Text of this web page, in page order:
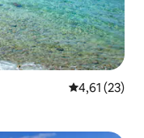
Średnia
4,61 (23)